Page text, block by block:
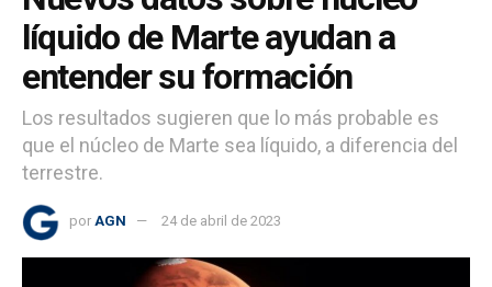
líquido de Marte ayudan a
entender su formación
Los resultados sugieren que lo más probable es
que el núcleo de Marte sea líquido, a diferencia del
terrestre.
por AGN 24 de abril de 2023